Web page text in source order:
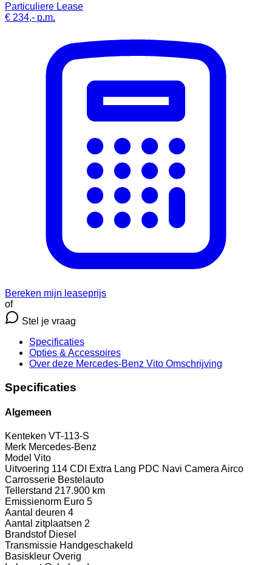
Particuliere Lease
€ 234,- p.m.
Bereken mijn leaseprijs
of
Stel je vraag
Specificaties
Opties & Accessoires
Over deze Mercedes-Benz Vito Omschrijving
Specificaties
Algemeen
Kenteken VT-113-S
Merk Mercedes-Benz
Model Vito
Uitvoering 114 CDI Extra Lang PDC Navi Camera Airco
Carrosserie Bestelauto
Tellerstand 217.900 km
Emissienorm Euro 5
Aantal deuren 4
Aantal zitplaatsen 2
Brandstof Diesel
Transmissie Handgeschakeld
Basiskleur Overig